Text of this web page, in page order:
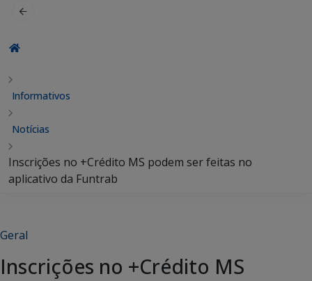
Informativos
Notícias
Inscrições no +Crédito MS podem ser feitas no
aplicativo da Funtrab
Geral
Inscrições no +Crédito MS